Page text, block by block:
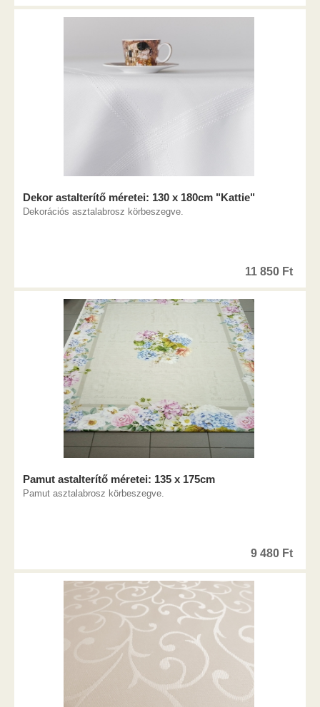
Dekor astalterítő méretei: 130 x 180cm "Kattie"
Dekorációs asztalabrosz körbeszegve.
11 850 Ft
Pamut astalterítő méretei: 135 x 175cm
Pamut asztalabrosz körbeszegve.
9 480 Ft